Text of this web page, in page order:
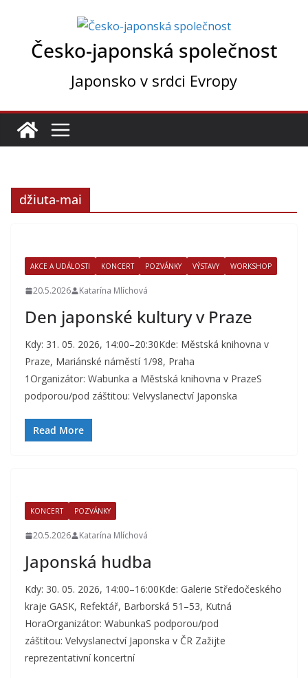
Česko-japonská společnost
Japonsko v srdci Evropy
džiuta-mai
AKCE A UDÁLOSTI KONCERT POZVÁNKY VÝSTAVY WORKSHOP
20.5.2026 Katarína Mlíchová
Den japonské kultury v Praze
Kdy: 31. 05. 2026, 14:00–20:30Kde: Městská knihovna v
Praze, Mariánské náměstí 1/98, Praha
1Organizátor: Wabunka a Městská knihovna v PrazeS
podporou/pod záštitou: Velvyslanectví Japonska
Read More
KONCERT POZVÁNKY
20.5.2026 Katarína Mlíchová
Japonská hudba
Kdy: 30. 05. 2026, 14:00–16:00Kde: Galerie Středočeského
kraje GASK, Refektář, Barborská 51–53, Kutná
HoraOrganizátor: WabunkaS podporou/pod
záštitou: Velvyslanectví Japonska v ČR Zažijte
reprezentativní koncertní